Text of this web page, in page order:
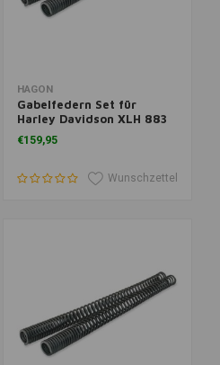
Zum Warenkorb hinzufügen
HAGON
Gabelfedern Set für
Harley Davidson XLH 883
Sportster 2004>
€159,95
Wunschzettel